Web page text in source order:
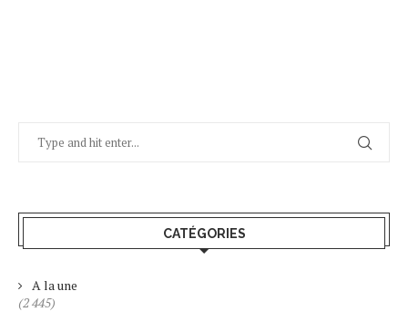
CATÉGORIES
A la une
(2 445)